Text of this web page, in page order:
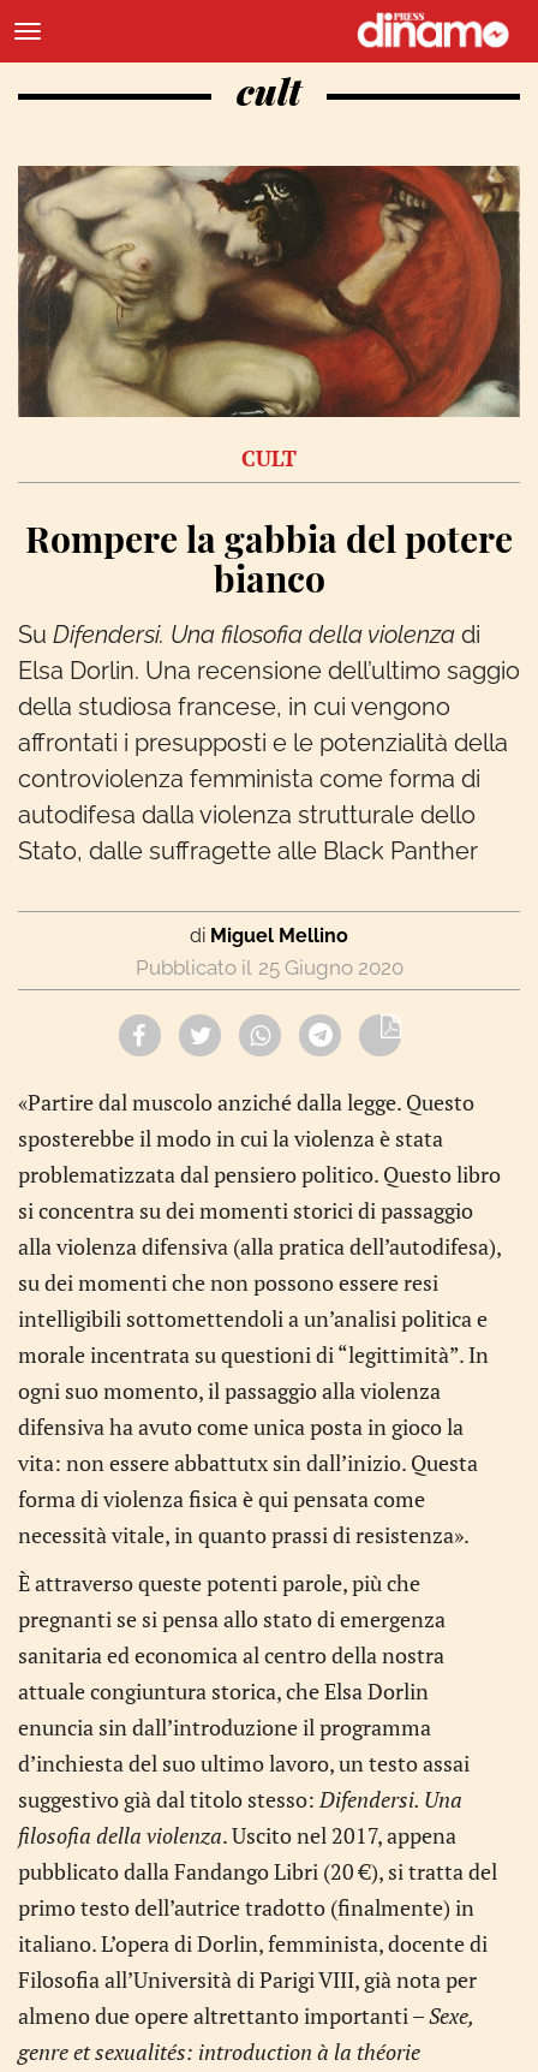
cult
CULT
Rompere la gabbia del potere
bianco
Su Difendersi. Una filosofia della violenza di
Elsa Dorlin. Una recensione dell’ultimo saggio
della studiosa francese, in cui vengono
affrontati i presupposti e le potenzialità della
controviolenza femminista come forma di
autodifesa dalla violenza strutturale dello
Stato, dalle suffragette alle Black Panther
di Miguel Mellino
25 Giugno 2020
«Partire dal muscolo anziché dalla legge. Questo
sposterebbe il modo in cui la violenza è stata
problematizzata dal pensiero politico. Questo libro
si concentra su dei momenti storici di passaggio
alla violenza difensiva (alla pratica dell’autodifesa),
su dei momenti che non possono essere resi
intelligibili sottomettendoli a un’analisi politica e
morale incentrata su questioni di “legittimità”. In
ogni suo momento, il passaggio alla violenza
difensiva ha avuto come unica posta in gioco la
vita: non essere abbattutx sin dall’inizio. Questa
forma di violenza fisica è qui pensata come
necessità vitale, in quanto prassi di resistenza».
È attraverso queste potenti parole, più che
pregnanti se si pensa allo stato di emergenza
sanitaria ed economica al centro della nostra
attuale congiuntura storica, che Elsa Dorlin
enuncia sin dall’introduzione il programma
d’inchiesta del suo ultimo lavoro, un testo assai
suggestivo già dal titolo stesso:Difendersi. Una
filosofia della violenza. Uscito nel 2017, appena
pubblicato dalla Fandango Libri (20 €), si tratta del
primo testo dell’autrice tradotto (finalmente) in
italiano. L’opera di Dorlin, femminista, docente di
Filosofia all’Università di Parigi VIII, già nota per
almeno due opere altrettanto importanti –Sexe,
genre et sexualités: introduction à la théorie